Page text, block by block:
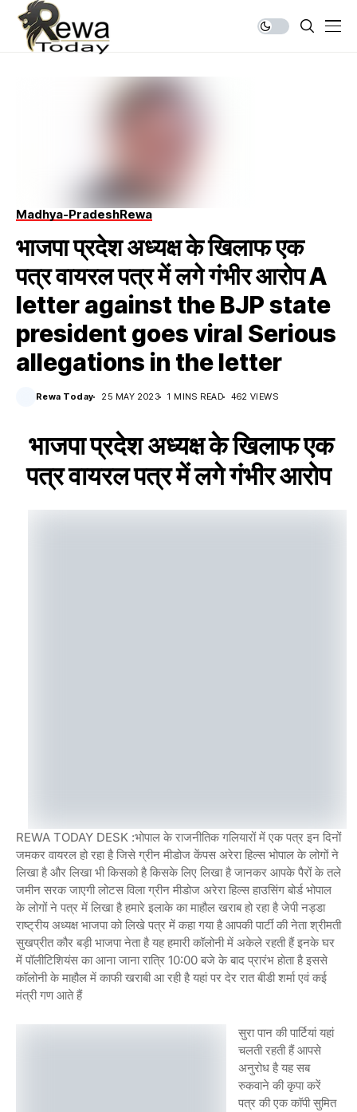
Madhya-PradeshRewa
भाजपा प्रदेश अध्यक्ष के खिलाफ एक
पत्र वायरल पत्र में लगे गंभीर आरोप A
letter against the BJP state
president goes viral Serious
allegations in the letter
Rewa Today 25 MAY 2023 1 MINS READ 462 VIEWS
भाजपा प्रदेश अध्यक्ष के खिलाफ एक
पत्र वायरल पत्र में लगे गंभीर आरोप
REWA TODAY DESK :भोपाल के राजनीतिक गलियारों में एक पत्र इन दिनों
जमकर वायरल हो रहा है जिसे ग्रीन मीडोज केंपस अरेरा हिल्स भोपाल के लोगों ने
लिखा है और लिखा भी किसको है किसके लिए लिखा है जानकर आपके पैरों के तले
जमीन सरक जाएगी लोटस विला ग्रीन मीडोज अरेरा हिल्स हाउसिंग बोर्ड भोपाल
के लोगों ने पत्र में लिखा है हमारे इलाके का माहौल खराब हो रहा है जेपी नड्डा
राष्ट्रीय अध्यक्ष भाजपा को लिखे पत्र में कहा गया है आपकी पार्टी की नेता श्रीमती
सुखप्रीत कौर बड़ी भाजपा नेता है यह हमारी कॉलोनी में अकेले रहती हैं इनके घर
में पॉलीटिशियंस का आना जाना रात्रि 10:00 बजे के बाद प्रारंभ होता है इससे
कॉलोनी के माहौल में काफी खराबी आ रही है यहां पर देर रात बीडी शर्मा एवं कई
मंत्री गण आते हैं
सुरा पान की पार्टियां यहां
चलती रहती हैं आपसे
अनुरोध है यह सब
रुकवाने की कृपा करें
पत्र की एक कॉपी सुमित